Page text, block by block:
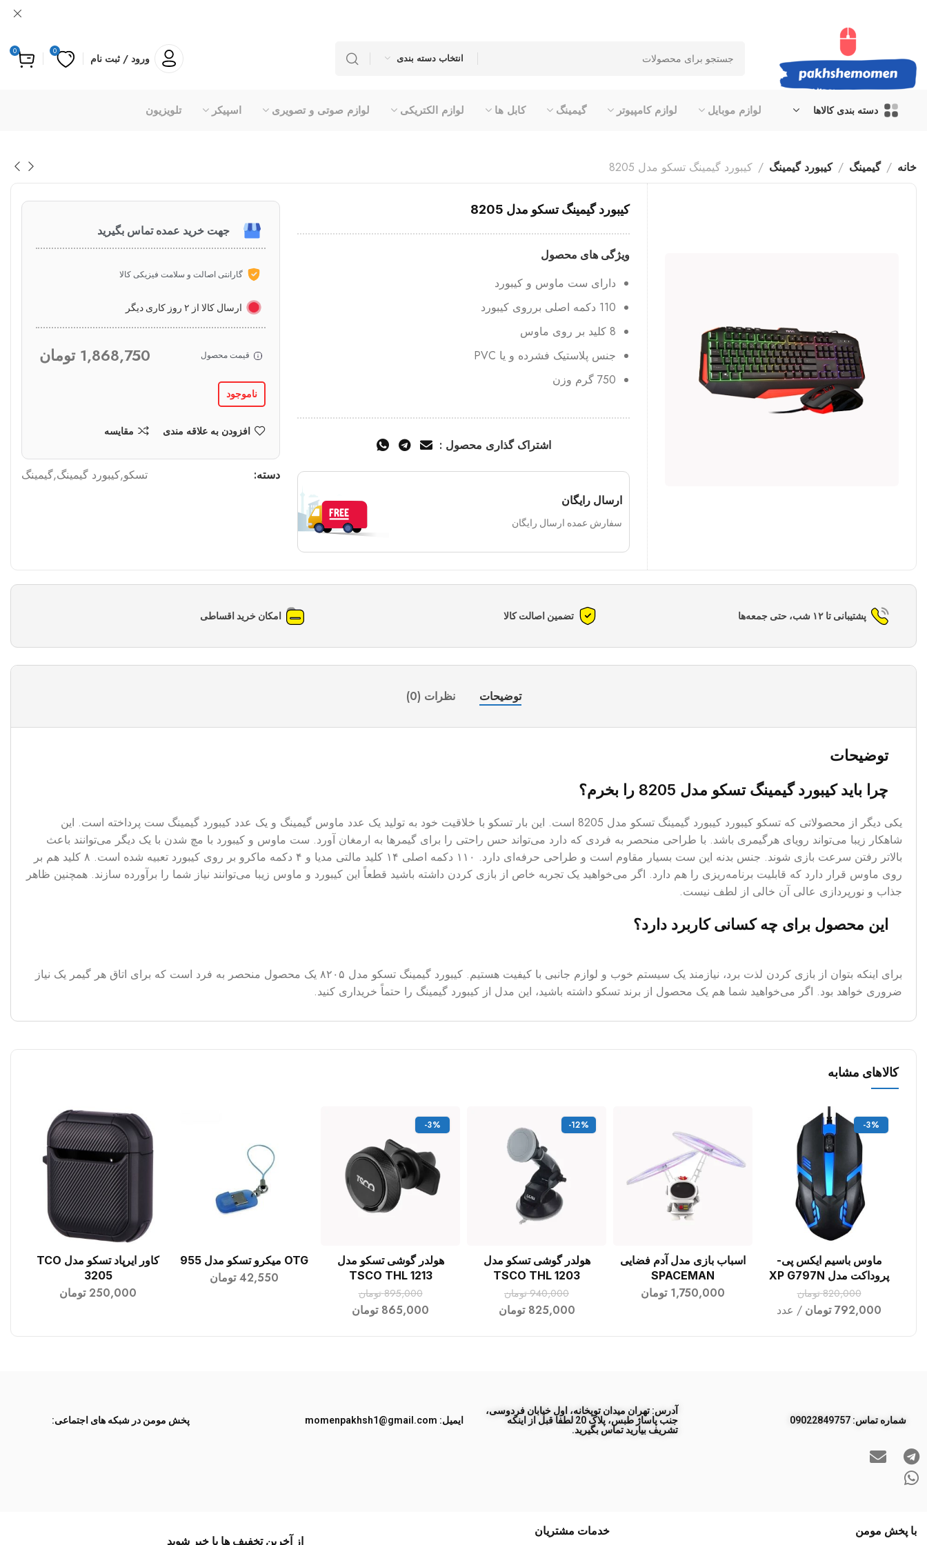
انتخاب دسته بندی ورود / ثبت نام
0
0
دسته بندی کالاها لوازم موبایل لوازم کامپیوتر گیمینگ کابل ها لوازم الکتریکی لوازم صوتی و تصویری اسپیکر تلویزیون
خانه گیمینگ کیبورد گیمینگ کیبورد گیمینگ تسکو مدل 8205
کیبورد گیمینگ تسکو مدل 8205
ویژگی های محصول
دارای ست ماوس و کیبورد
110 دکمه اصلی برروی کیبورد
8 کلید بر روی ماوس
جنس پلاستیک فشرده و یا PVC
750 گرم وزن
اشتراک گذاری محصول :
ارسال رایگان
سفارش عمده ارسال رایگان
جهت خرید عمده تماس بگیرید
گارانتی اصالت و سلامت فیزیکی کالا
ارسال کالا از ۲ روز کاری دیگر
قیمت محصول 1,868,750 تومان
ناموجود
افزودن به علاقه مندی مقایسه
دسته: تسکو,کیبورد گیمینگ,گیمینگ
پشتیبانی تا ۱۲ شب، حتی جمعه‌ها تضمین اصالت کالا امکان خرید اقساطی
توضیحات نظرات (0)
توضیحات
چرا باید کیبورد گیمینگ تسکو مدل 8205 را بخرم؟
یکی دیگر از محصولاتی که تسکو کیبورد کیبورد گیمینگ تسکو مدل 8205 است. این بار تسکو با خلاقیت خود به تولید یک عدد ماوس گیمینگ و یک عدد کیبورد گیمینگ ست پرداخته است. این
شاهکار زیبا می‌تواند رویای هرگیمری باشد. با طراحی منحصر به فردی که دارد می‌تواند حس راحتی را برای گیمر‌ها به ارمغان آورد. ست ماوس و کیبورد با مچ شدن با یک دیگر می‌توانند باعث
بالاتر رفتن سرعت بازی شوند. جنس بدنه این ست بسیار مقاوم است و طراحی حرفه‌ای دارد. ۱۱۰ دکمه اصلی ۱۴ کلید مالتی مدیا و ۴ دکمه ماکرو بر روی کیبورد تعبیه شده است. ۸ کلید هم بر
روی ماوس قرار دارد که قابلیت برنامه‌ریزی را هم دارد. اگر می‌خواهید یک تجربه خاص از بازی کردن داشته باشید قطعاً این کیبورد و ماوس زیبا می‌توانند نیاز شما را برآورده سازند. همچنین ظاهر
جذاب و نورپردازی عالی آن خالی از لطف نیست.
این محصول برای چه کسانی کاربرد دارد؟
برای اینکه بتوان از بازی کردن لذت برد، نیازمند یک سیستم خوب و لوازم جانبی با کیفیت هستیم. کیبورد گیمینگ تسکو مدل ۸۲۰۵ یک محصول منحصر به فرد است که برای اتاق هر گیمر یک نیاز
ضروری خواهد بود. اگر می‌خواهید شما هم یک محصول از برند تسکو داشته باشید، این مدل از کیبورد گیمینگ را حتماً خریداری کنید.
کالاهای مشابه
-3%
افزودن به سبد خرید
ماوس باسیم ایکس پی-
پروداکت مدل XP G797N
820,000 تومان
792,000 تومان عدد
افزودن به سبد خرید
اسباب بازی مدل آدم فضایی
SPACEMAN
1,750,000 تومان
-12%
افزودن به سبد خرید
هولدر گوشی تسکو مدل
TSCO THL 1203
940,000 تومان
825,000 تومان
-3%
افزودن به سبد خرید
هولدر گوشی تسکو مدل
TSCO THL 1213
895,000 تومان
865,000 تومان
افزودن به سبد خرید OTG میکرو تسکو مدل 955
42,550 تومان
افزودن به سبد خریدکاور ایرپاد تسکو مدل TCO
3205
250,000 تومان
ﺷﻤﺎره ﺗﻤﺎس: 09022849757
آدرس: تهران میدان توپخانه، اول خیابان فردوسی،
جنب پاساژ طبس، پلاک 20 لطفا قبل از اینکه
تشریف بیارید تماس بگیرید.
ایمیل: momenpakhsh1@gmail.com پخش مومن در شبکه های اجتماعی:
با پخش مومن خدمات مشتریان
از آخرین تخفیف ها با خبر شوید